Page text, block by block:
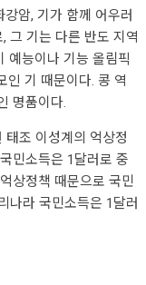
암, 기가 함께 어우러
그 기는 다른 반도 지역
예능이나 기능 올림픽
인 기 때문이다. 콩 역
명품이다.
조 이성계의 억상정
민소득은 1달러로 중
상정책 때문으로 국민
나라 국민소득은 1달러